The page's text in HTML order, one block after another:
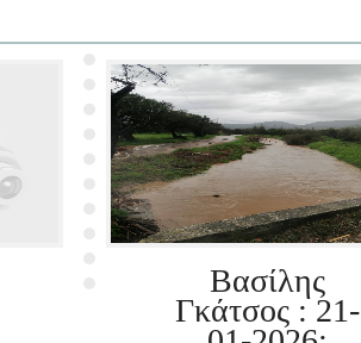
Βασίλης
Γκάτσος : 21-